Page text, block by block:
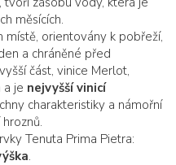
měsících.
místě, orientovány k pobřeží,
a chráněné před
část, vinice Merlot,
je nejvyšší vinicí
charakteristiky a námořní
Tenuta Prima Pietra:
.